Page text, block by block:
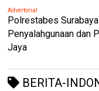
Advertorial
Polrestabes
Penyalahgunaan dan
Jaya
BERITA-